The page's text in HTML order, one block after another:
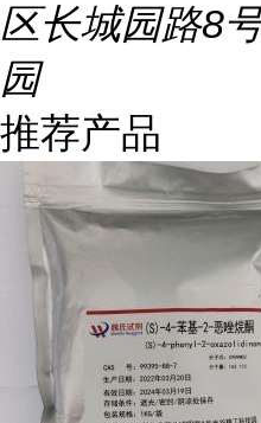
区长城园路8
园
推荐产品